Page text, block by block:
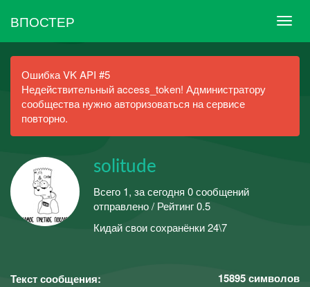
ВПОСТЕР
Ошибка VK API #5
Недействительный access_token! Администратору
сообщества нужно авторизоваться на сервисе
повторно.
solitude
Всего 1, за сегодня 0 сообщений
отправлено / Рейтинг 0.5
Кидай свои сохранёнки 24\7
Текст сообщения: 15895символов